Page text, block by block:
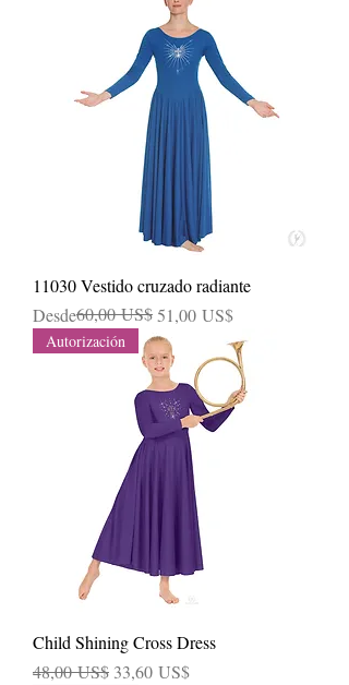
11030 Vestido cruzado radiante
Desde
Precio60,00 US$51,00 US$
Precio de oferta
Autorización
Child Shining Cross Dress
Precio
48,00 US$ Precio de oferta
33,60 US$